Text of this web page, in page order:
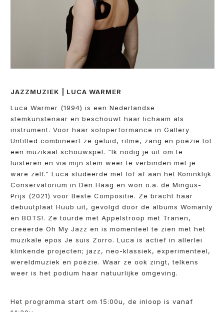
JAZZMUZIEK | LUCA WARMER
Luca Warmer (1994) is een Nederlandse
stemkunstenaar en beschouwt haar lichaam als
instrument. Voor haar soloperformance in Gallery
Untitled combineert ze geluid, ritme, zang en poëzie tot
een muzikaal schouwspel. “Ik nodig je uit om te
luisteren en via mijn stem weer te verbinden met je
ware zelf.” Luca studeerde met lof af aan het Koninklijk
Conservatorium in Den Haag en won o.a. de Mingus-
Prijs (2021) voor Beste Compositie. Ze bracht haar
debuutplaat Huub uit, gevolgd door de albums Womanly
en BOTS!. Ze tourde met Appelstroop met Tranen,
creëerde Oh My Jazz en is momenteel te zien met het
muzikale epos Je suis Zorro. Luca is actief in allerlei
klinkende projecten; jazz, neo-klassiek, experimenteel,
wereldmuziek en poëzie. Waar ze ook zingt, telkens
weer is het podium haar natuurlijke omgeving.
Het programma start om 15:00u, de inloop is vanaf